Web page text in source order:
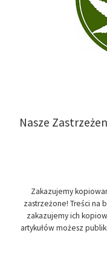
Nasze
Zakazujemy
zastrzeżone! Treści na
zakazujemy ich
artykułów możesz